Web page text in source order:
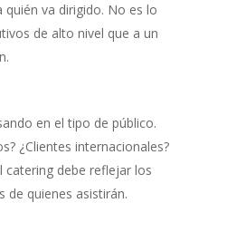
quién va dirigido. No es lo
de alto nivel que a un
en el tipo de público.
¿Clientes internacionales?
catering debe reflejar los
de quienes asistirán.